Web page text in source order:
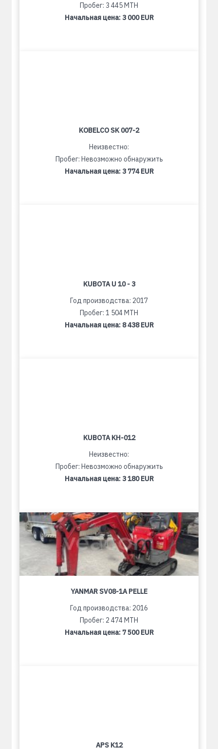
Пробег: 3 445 MTH
Начальная цена: 3 000 EUR
KOBELCO SK 007-2
Неизвестно:
Пробег: Невозможно обнаружить
Начальная цена: 3 774 EUR
KUBOTA U 10 - 3
Год производства: 2017
Пробег: 1 504 MTH
Начальная цена: 8 438 EUR
KUBOTA KH-012
Неизвестно:
Пробег: Невозможно обнаружить
Начальная цена: 3 180 EUR
YANMAR SV08-1A PELLE
Год производства: 2016
Пробег: 2 474 MTH
Начальная цена: 7 500 EUR
APS K12